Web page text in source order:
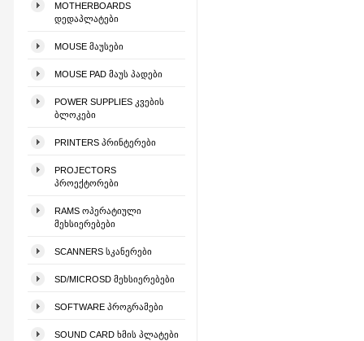
MOTHERBOARDS
ᲓᲔᲓᲐᲞᲚᲐᲢᲔᲑᲘ
MOUSE ᲛᲐᲣᲡᲔᲑᲘ
MOUSE PAD ᲛᲐᲣᲡ ᲞᲐᲓᲔᲑᲘ
POWER SUPPLIES ᲙᲕᲔᲑᲘᲡ
ᲑᲚᲝᲙᲔᲑᲘ
PRINTERS ᲞᲠᲘᲜᲢᲔᲠᲔᲑᲘ
PROJECTORS
ᲞᲠᲝᲔᲥᲢᲝᲠᲔᲑᲘ
RAMS ᲝᲞᲔᲠᲐᲢᲘᲣᲚᲘ
ᲛᲔᲮᲡᲘᲔᲠᲔᲑᲔᲑᲘ
SCANNERS ᲡᲙᲐᲜᲔᲠᲔᲑᲘ
SD/MICROSD ᲛᲔᲮᲡᲘᲔᲠᲔᲑᲔᲑᲘ
SOFTWARE ᲞᲠᲝᲒᲠᲐᲛᲔᲑᲘ
SOUND CARD ᲮᲛᲘᲡ ᲞᲚᲐᲢᲔᲑᲘ